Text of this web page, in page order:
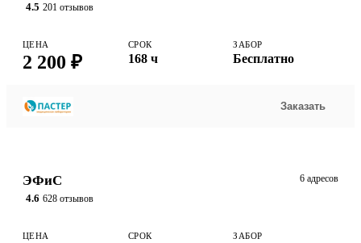
4.5 201 отзывов
ЦЕНА
2 200 ₽
СРОК
168 ч
ЗАБОР
Бесплатно
Заказать
ЭФиС
4.6 628 отзывов
6 адресов
ЦЕНА СРОК ЗАБОР